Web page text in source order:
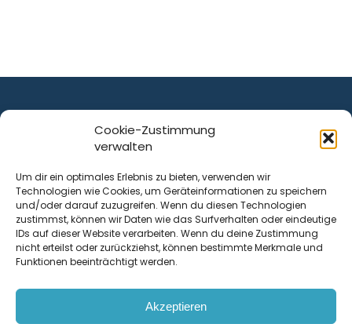
Cookie-Zustimmung
verwalten
Um dir ein optimales Erlebnis zu bieten, verwenden wir
Technologien wie Cookies, um Geräteinformationen zu speichern
und/oder darauf zuzugreifen. Wenn du diesen Technologien
zustimmst, können wir Daten wie das Surfverhalten oder eindeutige
IDs auf dieser Website verarbeiten. Wenn du deine Zustimmung
nicht erteilst oder zurückziehst, können bestimmte Merkmale und
Funktionen beeinträchtigt werden.
Akzeptieren
ist ein Service von
Krenn Real GmbH
Tischlerstraße 12
4050Traun| Österreich
Kontakt